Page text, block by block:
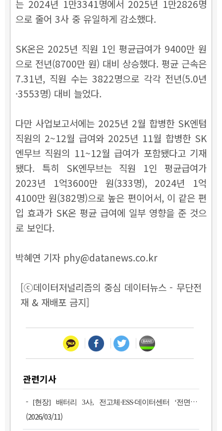
는 2024년 1만3341명에서 2025년 1만2826명
으로 줄어 3사 중 유일하게 감소했다.
SK온은 2025년 직원 1인 평균급여가 9400만 원
으로 전년(8700만 원) 대비 상승했다. 평균 근속은
7.31년, 직원 수는 3822명으로 각각 전년(5.0년
·3553명) 대비 늘었다.
다만 사업보고서에는 2025년 2월 합병한 SK엔텀
직원의 2~12월 급여와 2025년 11월 합병한 SK
엔무브 직원의 11~12월 급여가 포함됐다고 기재
됐다. 특히 SK엔무브는 직원 1인 평균급여가
2023년 1억3600만 원(333명), 2024년 1억
4100만 원(382명)으로 높은 편이어서, 이 같은 편
입 효과가 SK온 평균 급여에 일부 영향을 준 것으
로 보인다.
박혜연 기자 phy@datanews.co.kr
[ⓒ데이터저널리즘의 중심 데이터뉴스 - 무단전
재 & 재배포 금지]
관련기사
- [현장] 배터리 3사, 전고체·ESS·데이터센터 ‘전면전’
(2026/03/11)